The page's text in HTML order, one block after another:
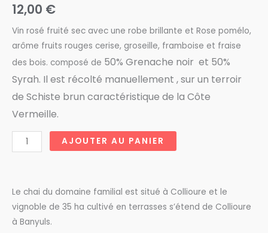
12,00 €
Vin rosé fruité sec avec une robe brillante et Rose pomélo,
arôme fruits rouges cerise, groseille, framboise et fraise
des bois. composé de 50% Grenache noir et 50%
Syrah. Il est récolté manuellement , sur un terroir
de Schiste brun caractéristique de la Côte
Vermeille.
quantité
de
Puig
Collioure
Rosé
AJOUTER AU PANIER
Le chai du domaine familial est situé à Collioure et le
vignoble de 35 ha cultivé en terrasses s’étend de Collioure
à Banyuls.